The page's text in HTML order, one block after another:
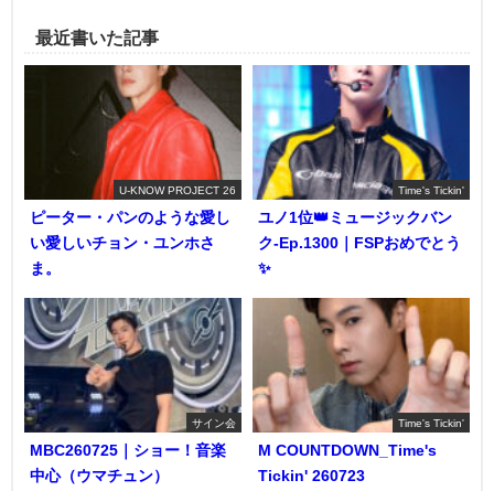
最近書いた記事
U-KNOW PROJECT 26
ピーター・パンのような愛し
い愛しいチョン・ユンホさ
ま。
Time's Tickin'
ユノ1位👑ミュージックバン
ク-Ep.1300｜FSPおめでとう
✨️
サイン会
MBC260725｜ショー！音楽
中心（ウマチュン）
Time's Tickin'
M COUNTDOWN_Time's
Tickin' 260723